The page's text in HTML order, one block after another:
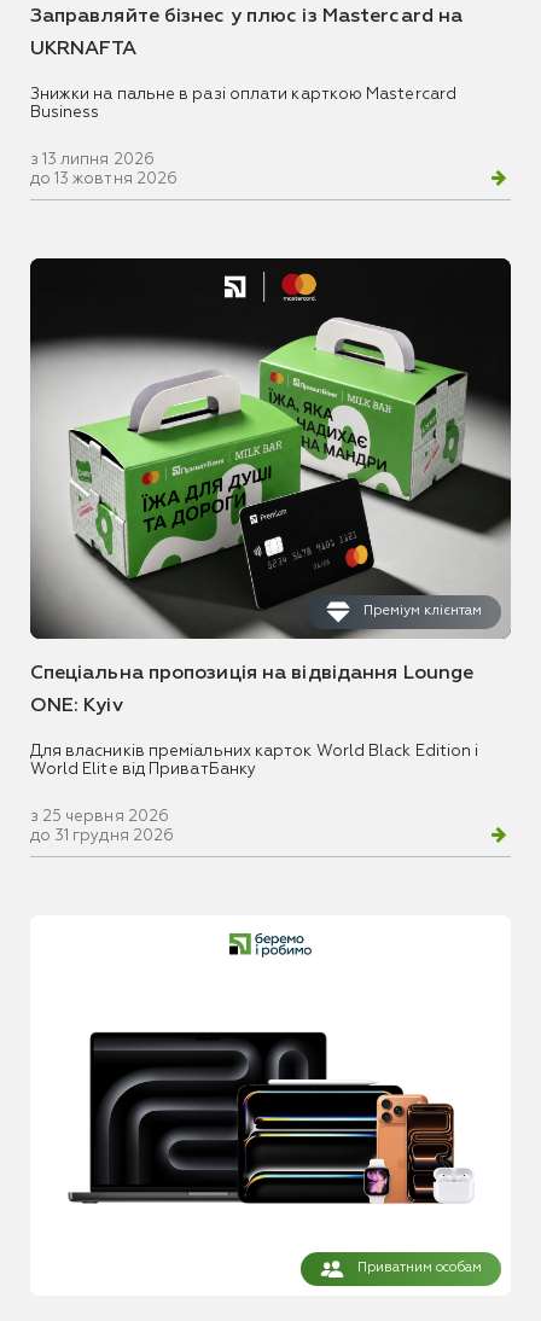
Заправляйте бізнес у плюс із Mastercard на
UKRNAFTA
Знижки на пальне в разі оплати карткою Mastercard
Business
з 13 липня 2026
до 13 жовтня 2026
Преміум клієнтам
Спеціальна пропозиція на відвідання Lounge
ONE: Kyiv
Для власників преміальних карток World Black Edition і
World Elite від ПриватБанку
з 25 червня 2026
до 31 грудня 2026
Приватним особам